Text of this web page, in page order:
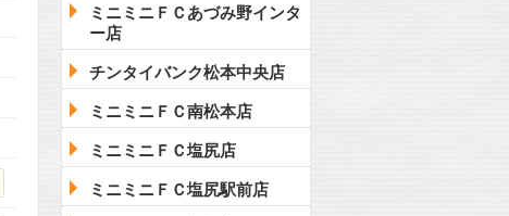
ミニミニＦＣあづみ野インタ
ー店
チンタイバンク松本中央店
ミニミニＦＣ南松本店
ミニミニＦＣ塩尻店
ミニミニＦＣ塩尻駅前店